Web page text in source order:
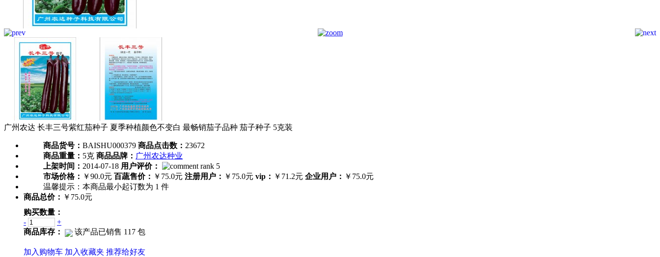
广州农达 长丰三号紫红茄种子 夏季种植颜色不变白 最畅销茄子品种 茄子种子 5克装
商品货号： BAISHU000379 商品点击数： 23672
商品重量： 5克 商品品牌： 广州农达种业
上架时间： 2014-07-18 用户评价：
市场价格： ￥90.0元 百蔬售价： ￥75.0元 注册用户： ￥75.0元 vip： ￥71.2元 企业用户： ￥75.0元
温馨提示： 本商品最小起订数为 1 件
商品总价： ￥75.0元
购买数量：
-
+
商品库存：
该产品已销售 117 包
加入购物车 加入收藏夹 推荐给好友